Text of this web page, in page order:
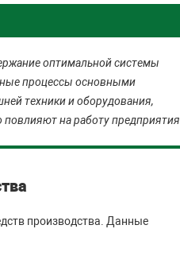
оптимальной системы
процессы основными
техники и оборудования,
на работу предприятия.
производства. Данные